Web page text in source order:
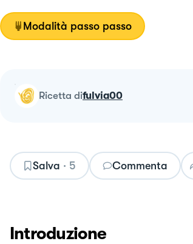
Modalità passo passo
ricetta difulvia00
Salva · 5 Commenta
Introduzione